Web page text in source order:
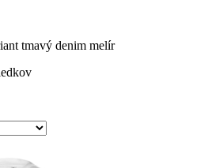
tmavý denim melír